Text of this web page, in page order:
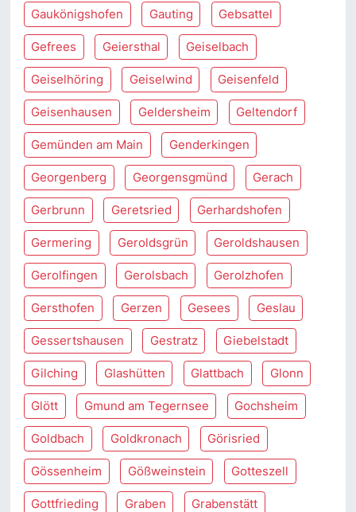
Gaukönigshofen Gauting Gebsattel
Gefrees Geiersthal Geiselbach
Geiselhöring Geiselwind Geisenfeld
Geisenhausen Geldersheim Geltendorf
Gemünden am Main Genderkingen
Georgenberg Georgensgmünd Gerach
Gerbrunn Geretsried Gerhardshofen
Germering Geroldsgrün Geroldshausen
Gerolfingen Gerolsbach Gerolzhofen
Gersthofen Gerzen Gesees Geslau
Gessertshausen Gestratz Giebelstadt
Gilching Glashütten Glattbach Glonn
Glött Gmund am Tegernsee Gochsheim
Goldbach Goldkronach Görisried
Gössenheim Gößweinstein Gotteszell
Gottfrieding Graben Grabenstätt